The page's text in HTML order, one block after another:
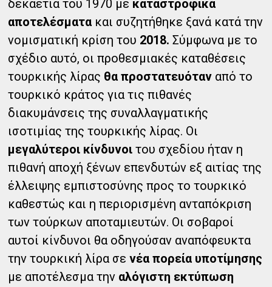
δεκαετία του 1970 με καταστροφικά
αποτελέσματα και συζητήθηκε ξανά κατά την
νομισματική κρίση του 2018. Σύμφωνα με το
σχέδιο αυτό, οι προθεσμιακές καταθέσεις
τουρκικής λίρας θα προστατευόταν από το
τουρκικό κράτος για τις πιθανές
διακυμάνσεις της συναλλαγματικής
ισοτιμίας της τουρκικής λίρας. Οι
μεγαλύτεροι κίνδυνοι του σχεδίου ήταν η
πιθανή αποχή ξένων επενδυτών εξ αιτίας της
έλλειψης εμπιστοσύνης προς το τουρκικό
καθεστώς και η περιορισμένη ανταπόκριση
των τούρκων αποταμιευτών. Οι σοβαροί
αυτοί κίνδυνοι θα οδηγούσαν αναπόφευκτα
την τουρκική λίρα σενέα πορεία υποτίμησης
με αποτέλεσμα την αλόγιστη εκτύπωση